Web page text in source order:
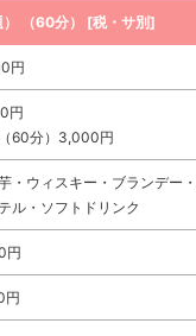
（60分） [税・サ別]
円
円
60分）3,000円
・ウィスキー・ブランデー
ル・ソフトドリンク
円
円